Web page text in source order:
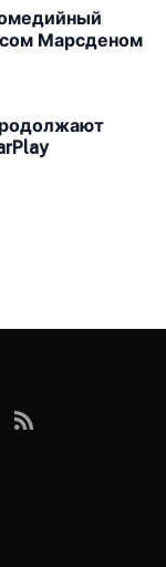
Марсденом